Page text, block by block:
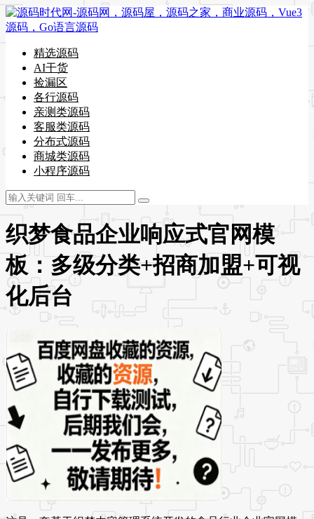
精选源码
AI干货
捡漏区
各行源码
亲测类源码
客服类源码
分布式源码
商城类源码
小程序源码
织梦食品企业响应式官网模
板：多级分类+招商加盟+可视
化后台